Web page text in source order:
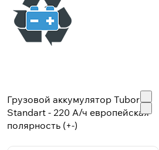
Грузовой аккумулятор Tubor
Standart - 220 А/ч европейская
полярность (+-)